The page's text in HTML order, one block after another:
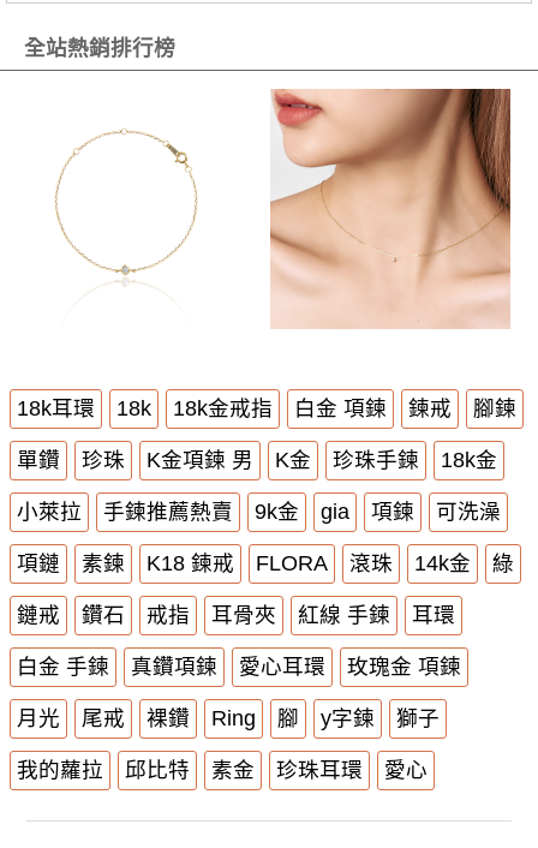
全站熱銷排行榜
18k耳環 18k 18k金戒指 白金 項鍊 鍊戒 腳鍊
單鑽 珍珠 K金項鍊 男 K金 珍珠手鍊 18k金
小萊拉 手鍊推薦熱賣 9k金 gia 項鍊 可洗澡
項鏈 素鍊 K18 鍊戒 FLORA 滾珠 14k金 綠
鏈戒 鑽石 戒指 耳骨夾 紅線 手鍊 耳環
白金 手鍊 真鑽項鍊 愛心耳環 玫瑰金 項鍊
月光 尾戒 裸鑽 Ring 腳 y字鍊 獅子
我的蘿拉 邱比特 素金 珍珠耳環 愛心